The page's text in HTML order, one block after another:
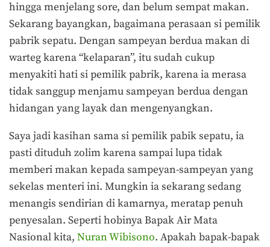
hingga menjelang sore, dan belum sempat makan.
Sekarang bayangkan, bagaimana perasaan si pemilik
pabrik sepatu. Dengan sampeyan berdua makan di
warteg karena “kelaparan”, itu sudah cukup
menyakiti hati si pemilik pabrik, karena ia merasa
tidak sanggup menjamu sampeyan berdua dengan
hidangan yang layak dan mengenyangkan.
Saya jadi kasihan sama si pemilik pabik sepatu, ia
pasti dituduh zolim karena sampai lupa tidak
memberi makan kepada sampeyan-sampeyan yang
sekelas menteri ini. Mungkin ia sekarang sedang
menangis sendirian di kamarnya, meratap penuh
penyesalan. Seperti hobinya Bapak Air Mata
Nasional kita, Nuran Wibisono. Apakah bapak-bapak